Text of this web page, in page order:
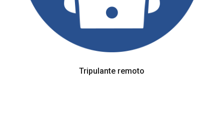
Tripulante remoto